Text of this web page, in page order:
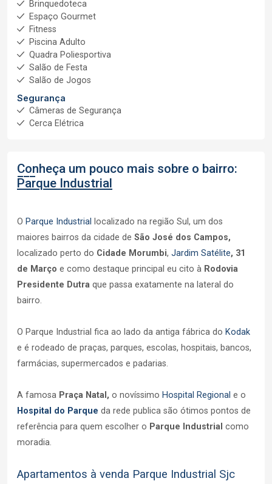
Brinquedoteca
Espaço Gourmet
Fitness
Piscina Adulto
Quadra Poliesportiva
Salão de Festa
Salão de Jogos
Segurança
Câmeras de Segurança
Cerca Elétrica
Conheça um pouco mais sobre o bairro:
Parque Industrial
O Parque Industrial localizado na região Sul, um dos
maiores bairros da cidade de São José dos Campos,
localizado perto do Cidade Morumbi, Jardim Satélite, 31
de Março e como destaque principal eu cito à Rodovia
Presidente Dutra que passa exatamente na lateral do
bairro.
O Parque Industrial fica ao lado da antiga fábrica do Kodak
e é rodeado de praças, parques, escolas, hospitais, bancos,
farmácias, supermercados e padarias.
A famosa Praça Natal, o novíssimo Hospital Regional e o
Hospital do Parque da rede publica são ótimos pontos de
referência para quem escolher o Parque Industrial como
moradia.
Apartamentos à venda Parque Industrial Sjc